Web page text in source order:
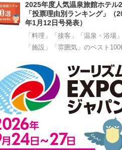
2025年度人気温泉旅館ホテル
「投票理由別ランキング」（
年1月12日号発表）
「料理」「接客」「温泉・浴場」
「施設」「雰囲気」のベスト100